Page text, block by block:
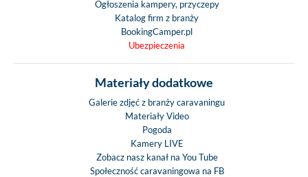
Ogłoszenia kampery, przyczepy
Katalog firm z branży
BookingCamper.pl
Ubezpieczenia
Materiały dodatkowe
Galerie zdjęć z branży caravaningu
Materiały Video
Pogoda
Kamery LIVE
Zobacz nasz kanał na You Tube
Społeczność caravaningowa na FB